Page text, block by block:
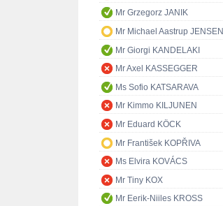
Mr Grzegorz JANIK
Mr Michael Aastrup JENSEN
Mr Giorgi KANDELAKI
Mr Axel KASSEGGER
Ms Sofio KATSARAVA
Mr Kimmo KILJUNEN
Mr Eduard KÖCK
Mr František KOPŘIVA
Ms Elvira KOVÁCS
Mr Tiny KOX
Mr Eerik-Niiles KROSS